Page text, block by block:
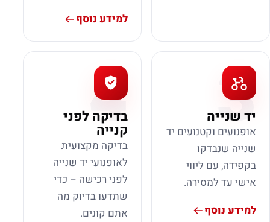
למידע נוסף
3
יד שנייה
אופנועים וקטנועים יד
שנייה שנבדקו
בקפידה, עם ליווי
אישי עד למסירה.
למידע נוסף
4
בדיקה לפני
קנייה
בדיקה מקצועית
לאופנועי יד שנייה
לפני רכישה – כדי
שתדעו בדיוק מה
אתם קונים.